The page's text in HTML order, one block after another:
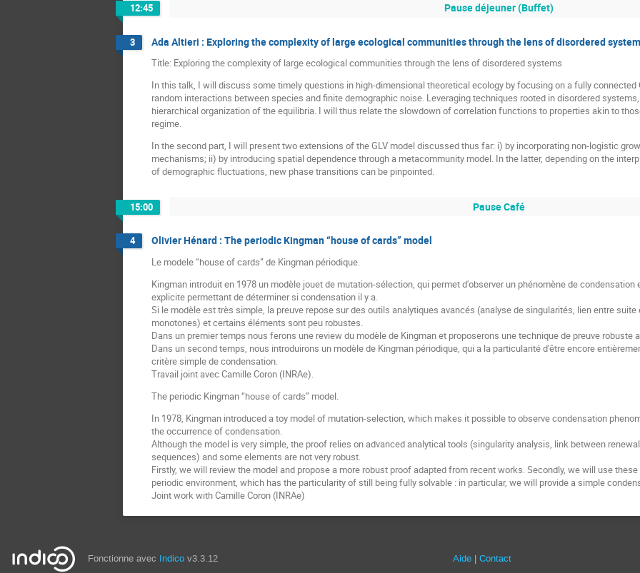
12:45 Pause déjeuner (Buffet)
3 Ada Altieri : Exploring the complexity of large ecological communities through the lens of disordered
Title: Exploring the complexity of large ecological communities through the lens of disordered systems
In this talk, I will discuss some timely questions in high-dimensional theoretical ecology by focusing on a fully connected
random interactions between species and finite demographic noise. Leveraging techniques rooted in disordered
hierarchical organization of the equilibria. I will thus relate the slowdown of correlation functions to properties akin to
regime.
In the second part, I will present two extensions of the GLV model discussed thus far: i) by incorporating non-logistic
mechanisms; ii) by introducing spatial dependence through a metacommunity model. In the latter, depending on the
of demographic fluctuations, new phase transitions can be pinpointed.
15:00 Pause Café
4 Olivier Hénard : The periodic Kingman “house of cards” model
Le modele “house of cards” de Kingman périodique.
Kingman introduit en 1978 un modèle jouet de mutation-sélection, qui permet d'observer un phénomène de
explicite permettant de déterminer si condensation il y a.
Si le modèle est très simple, la preuve repose sur des outils analytiques avancés (analyse de singularités, lien entre
monotones) et certains éléments sont peu robustes.
Dans un premier temps nous ferons une review du modèle de Kingman et proposerons une technique de preuve robuste
Dans un second temps, nous introduirons un modèle de Kingman périodique, qui a la particularité d'être encore
critère simple de condensation.
Travail joint avec Camille Coron (INRAe).
The periodic Kingman “house of cards” model.
In 1978, Kingman introduced a toy model of mutation-selection, which makes it possible to observe condensation
the occurrence of condensation.
Although the model is very simple, the proof relies on advanced analytical tools (singularity analysis, link between
sequences) and some elements are not very robust.
Firstly, we will review the model and propose a more robust proof adapted from recent works. Secondly, we will use
periodic environment, which has the particularity of still being fully solvable : in particular, we will provide a simple
Joint work with Camille Coron (INRAe)
Fonctionne avec Indico v3.3.12 Aide Contact